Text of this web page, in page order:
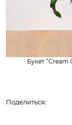
Букет “Cream
Поделиться: